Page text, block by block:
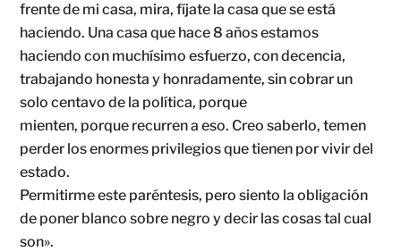
frente de mi casa, mira, fíjate la casa que se está
haciendo. Una casa que hace 8 años estamos
haciendo con muchísimo esfuerzo, con decencia,
trabajando honesta y honradamente, sin cobrar un
solo centavo de la política, porque
mienten, porque recurren a eso. Creo saberlo, temen
perder los enormes privilegios que tienen por vivir del
estado.
Permitirme este paréntesis, pero siento la obligación
de poner blanco sobre negro y decir las cosas tal cual
son».